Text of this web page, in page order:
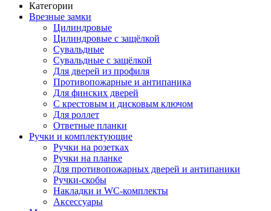
Категории
Врезные замки
Цилиндровые
Цилиндровые с защёлкой
Сувальдные
Сувальдные с защёлкой
Для дверей из профиля
Противопожарные и антипаника
Для финских дверей
С крестовым и дисковым ключом
Для роллет
Ответные планки
Ручки и комплектующие
Ручки на розетках
Ручки на планке
Для противопожарных дверей и антипаники
Ручки-скобы
Накладки и WC-комплекты
Аксессуары